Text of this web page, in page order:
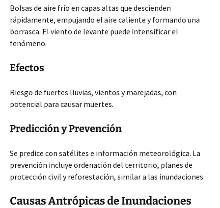
Bolsas de aire frío en capas altas que descienden
rápidamente, empujando el aire caliente y formando una
borrasca. El viento de levante puede intensificar el
fenómeno.
Efectos
Riesgo de fuertes lluvias, vientos y marejadas, con
potencial para causar muertes.
Predicción y Prevención
Se predice con satélites e información meteorológica. La
prevención incluye ordenación del territorio, planes de
protección civil y reforestación, similar a las inundaciones.
Causas Antrópicas de Inundaciones